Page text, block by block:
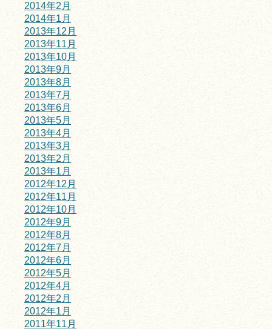
2014年2月
2014年1月
2013年12月
2013年11月
2013年10月
2013年9月
2013年8月
2013年7月
2013年6月
2013年5月
2013年4月
2013年3月
2013年2月
2013年1月
2012年12月
2012年11月
2012年10月
2012年9月
2012年8月
2012年7月
2012年6月
2012年5月
2012年4月
2012年2月
2012年1月
2011年11月